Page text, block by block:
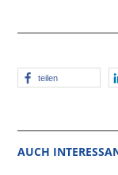
teilen
AUCH